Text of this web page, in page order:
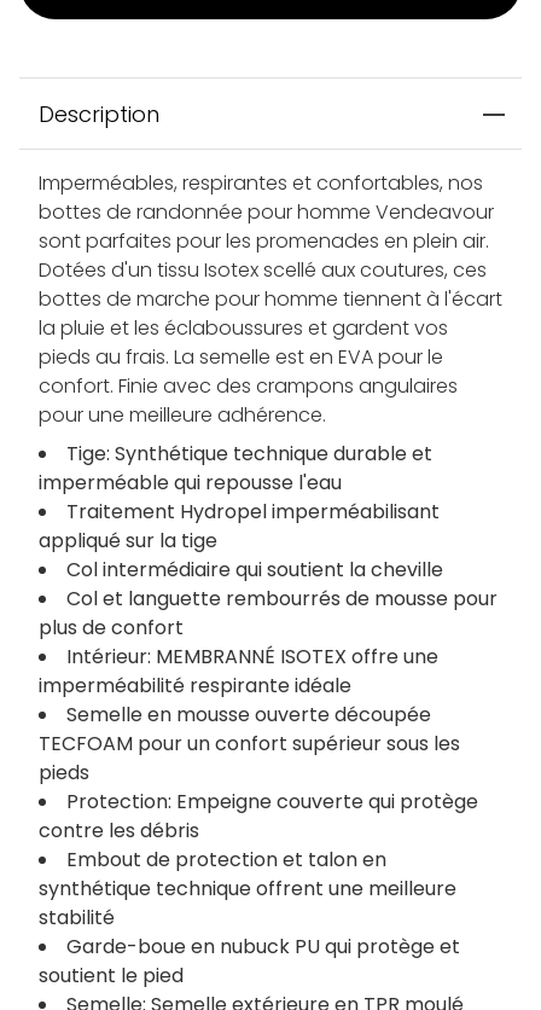
Description
Imperméables, respirantes et confortables, nos
bottes de randonnée pour homme Vendeavour
sont parfaites pour les promenades en plein air.
Dotées d'un tissu Isotex scellé aux coutures, ces
bottes de marche pour homme tiennent à l'écart
la pluie et les éclaboussures et gardent vos
pieds au frais. La semelle est en EVA pour le
confort. Finie avec des crampons angulaires
pour une meilleure adhérence.
Tige: Synthétique technique durable et
imperméable qui repousse l'eau
Traitement Hydropel imperméabilisant
appliqué sur la tige
Col intermédiaire qui soutient la cheville
Col et languette rembourrés de mousse pour
plus de confort
Intérieur: MEMBRANNÉ ISOTEX offre une
imperméabilité respirante idéale
Semelle en mousse ouverte découpée
TECFOAM pour un confort supérieur sous les
pieds
Protection: Empeigne couverte qui protège
contre les débris
Embout de protection et talon en
synthétique technique offrent une meilleure
stabilité
Garde-boue en nubuck PU qui protège et
soutient le pied